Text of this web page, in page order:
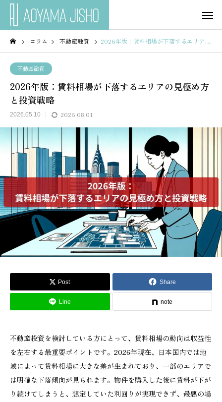
コラム 不動産融資 2026年版：賃料相場が下落するエリアの見極め方と投資戦略
不動産融資
2026年版：賃料相場が下落するエリアの見極め方
と投資戦略
2026.05.10 2026.08.01
Post Share
Line note
不動産投資を検討している方にとって、賃料相場の動向は収益性
を左右する最重要ポイントです。2026年現在、日本国内では地
域によって賃料相場に大きな差が生まれており、一部のエリアで
は明確な下落傾向が見られます。物件を購入した後に賃料が下が
り続けてしまうと、想定していた利回りが実現できず、最悪の場